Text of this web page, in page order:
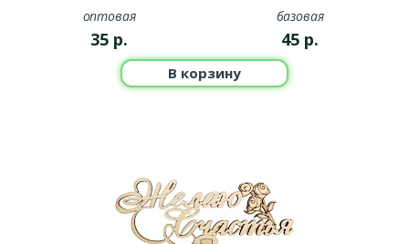
оптовая
35 р.
базовая
45 р.
В корзину